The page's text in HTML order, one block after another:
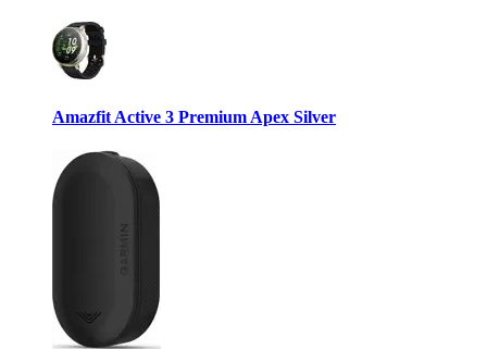
Amazfit Active 3 Premium Apex Silver